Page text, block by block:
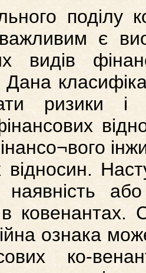
поділу
важливим є
видів
Дана
ризики і
відносин.
або
в
ознака
ко-